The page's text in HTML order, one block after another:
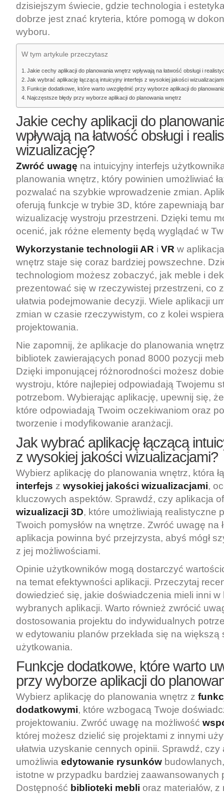
wizualizacją
dzisiejszym świecie, gdzie technologia i
dobrze jest znać kryteria, które pomogą w
wyboru.
W tym artykule przeczytasz
Jakie cechy aplikacji do planowania wnętrz wpływają na łatwość obsługi i
Jak wybrać aplikację łączącą intuicyjny interfejs z wysokiej jakości
Funkcje dodatkowe, które warto uwzględnić przy wyborze aplikacji do
Najczęstsze błędy przy wyborze aplikacji do planowania wnętrz
Jakie cechy aplikacji do
wpływają na łatwość obsługi i
wizualizację?
Zwróć uwagę na intuicyjny interfejs
planowania wnętrz, który powinien umożliwiać
pozwalać na szybkie wprowadzenie zmian.
oferują funkcje w trybie 3D, które zapewniają
wizualizację wystroju przestrzeni. Dzięki temu
ocenić, jak różne elementy będą wyglądać w
Wykorzystanie technologii AR i VR w
wnętrz staje się coraz bardziej powszechne.
technologiom możesz zobaczyć, jak meble i
prezentować się w rzeczywistej przestrzeni, co
ułatwia podejmowanie decyzji. Wiele aplikacji
zmian w czasie rzeczywistym, co z kolei
projektowania.
Nie zapomnij, że aplikacje do planowania
bibliotek zawierających ponad 8000 pozycji
Dzięki imponującej różnorodności możesz
wystroju, które najlepiej odpowiadają Twojemu
potrzebom. Wybierając aplikację, upewnij się,
które odpowiadają Twoim oczekiwaniom oraz
tworzenie i modyfikowanie aranżacji.
Jak wybrać aplikację łączącą
z wysokiej jakości wizualizacjami?
Wybierz aplikację do planowania wnętrz, która
interfejs z wysokiej jakości wizualizacjami,
kluczowych aspektów. Sprawdź, czy aplikacja
wizualizacji 3D, które umożliwiają realistyczne
Twoich pomysłów na wnętrze. Zwróć uwagę na
aplikacja powinna być przejrzysta, abyś mógł
z jej możliwościami.
Opinie użytkowników mogą dostarczyć
na temat efektywności aplikacji. Przeczytaj
dowiedzieć się, jakie doświadczenia mieli inni w
wybranych aplikacji. Warto również zwrócić
dostosowania projektu do indywidualnych
w edytowaniu planów przekłada się na większą
użytkowania.
Funkcje dodatkowe, które warto
przy wyborze aplikacji do
Wybierz aplikację do planowania wnętrz z
dodatkowymi, które wzbogacą Twoje
projektowaniu. Zwróć uwagę na możliwość
której możesz dzielić się projektami z innymi
ułatwia uzyskanie cennych opinii. Sprawdź, czy
umożliwia edytowanie rysunków
istotne w przypadku bardziej zaawansowanych
Dostępność biblioteki mebli oraz materiałów,